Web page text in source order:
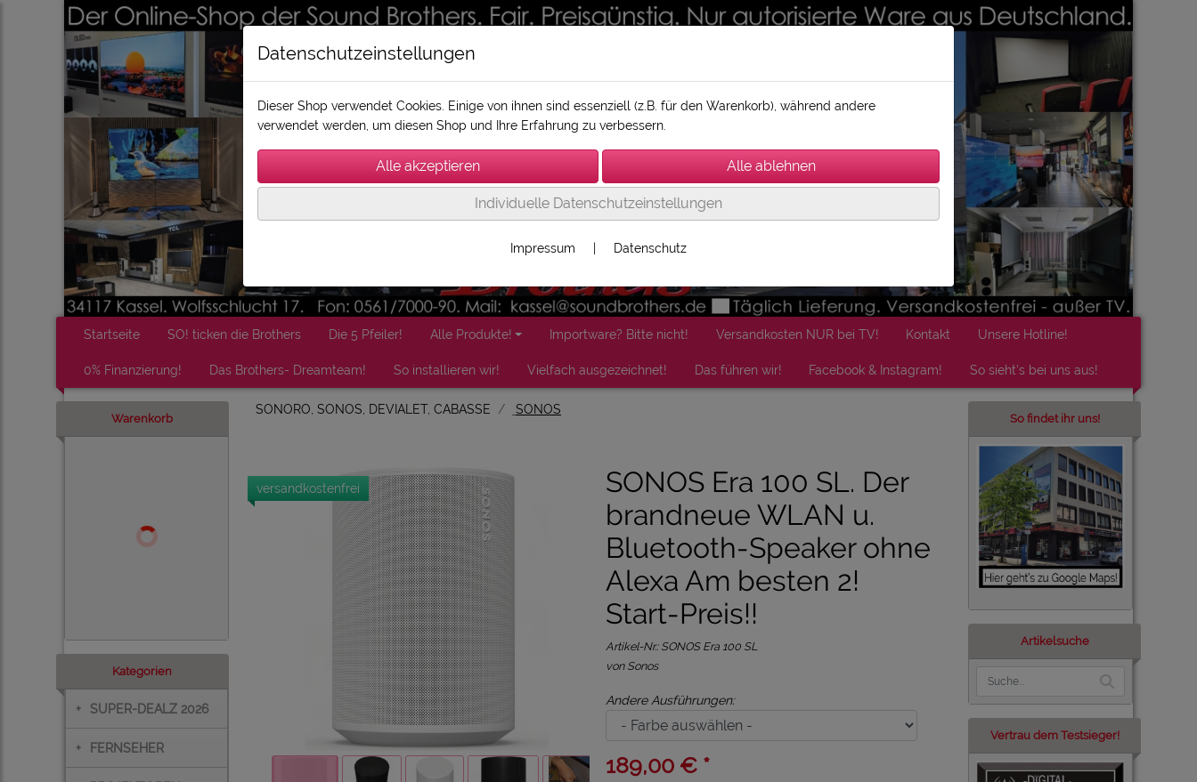
Startseite SO! ticken die Brothers Die 5 Pfeiler! Alle Produkte! Importware? Bitte nicht! Versandkosten NUR bei TV! Kontakt Unsere Hotline!
0% Finanzierung! Das Brothers- Dreamteam! So installieren wir! Vielfach ausgezeichnet! Das führen wir! Facebook & Instagram! So sieht's bei uns aus!
Warenkorb
Kategorien
+ SUPER-DEALZ 2026
+ FERNSEHER
SONORO, SONOS, DEVIALET, CABASSE SONOS
versandkostenfrei
SONOS Era 100 SL. Der
brandneue WLAN u.
Bluetooth-Speaker ohne
Alexa Am besten 2!
Start-Preis!!
Artikel-Nr.: SONOS Era 100 SL
von Sonos
Andere Ausführungen:
189,00 € *
So findet ihr uns!
Artikelsuche
Vertrau dem Testsieger!
Datenschutzeinstellungen
Dieser Shop verwendet Cookies. Einige von ihnen sind essenziell (z.B. für den Warenkorb), während andere
verwendet werden, um diesen Shop und Ihre Erfahrung zu verbessern.
Individuelle Datenschutzeinstellungen
Impressum Datenschutz